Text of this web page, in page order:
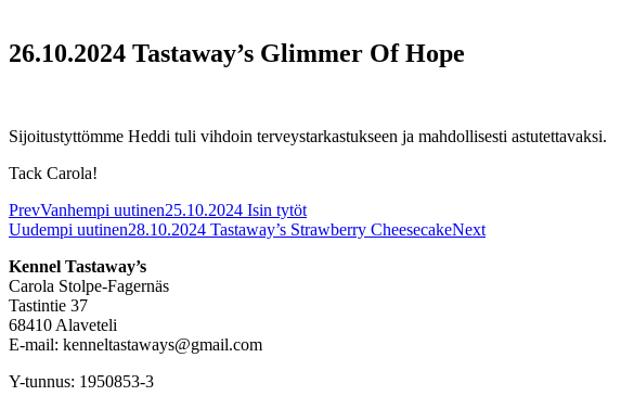
26.10.2024 Tastaway’s Glimmer Of Hope
Sijoitustyttömme Heddi tuli vihdoin terveystarkastukseen ja mahdollisesti astutettavaksi.
Tack Carola!
PrevVanhempi uutinen25.10.2024 Isin tytöt
Uudempi uutinen28.10.2024 Tastaway’s Strawberry CheesecakeNext
Kennel Tastaway’s
Carola Stolpe-Fagernäs
Tastintie 37
68410 Alaveteli
E-mail: kenneltastaways@gmail.com
Y-tunnus: 1950853-3